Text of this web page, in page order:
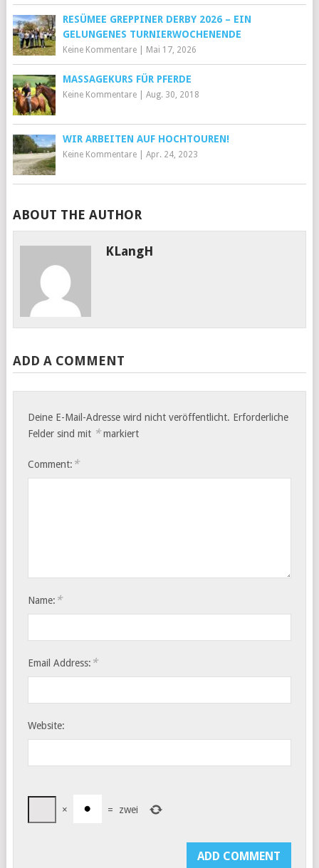
RESÜMEE GREPPINER DERBY 2026 – EIN
GELUNGENES TURNIERWOCHENENDE
Keine Kommentare| Mai 17, 2026
MASSAGEKURS FÜR PFERDE
Keine Kommentare| Aug. 30, 2018
WIR ARBEITEN AUF HOCHTOUREN!
Keine Kommentare| Apr. 24, 2023
ABOUT THE AUTHOR
KLangH
ADD A COMMENT
Deine E-Mail-Adresse wird nicht veröffentlicht. Erforderliche
Felder sind mit *markiert
Comment: *
Name: *
Email Address: *
Website:
× = zwei